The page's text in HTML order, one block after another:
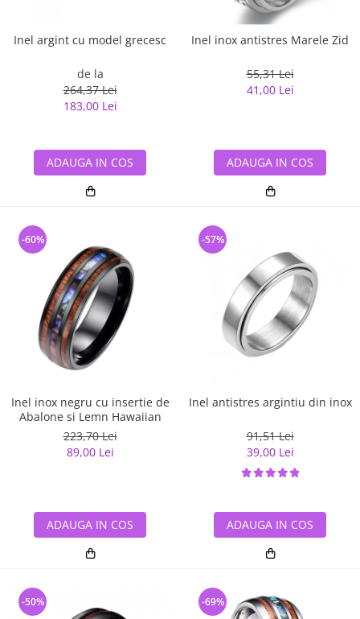
Inel argint cu model grecesc
de la
264,37 Lei
183,00 Lei
ADAUGA IN COS
Inel inox antistres Marele Zid
55,31 Lei
41,00 Lei
ADAUGA IN COS
Inel inox negru cu insertie de
Abalone si Lemn Hawaiian
223,70 Lei
89,00 Lei
-60%
ADAUGA IN COS
Inel antistres argintiu din inox
91,51 Lei
39,00 Lei
-57%
ADAUGA IN COS
-50% -69%